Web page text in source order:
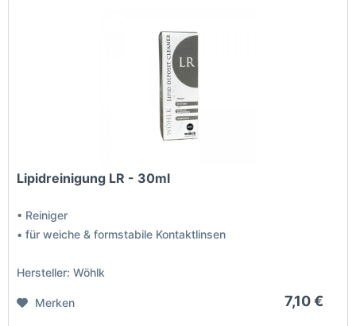
Lipidreinigung LR - 30ml
• Reiniger
• für weiche & formstabile Kontaktlinsen
Hersteller: Wöhlk
7,10 €
Merken